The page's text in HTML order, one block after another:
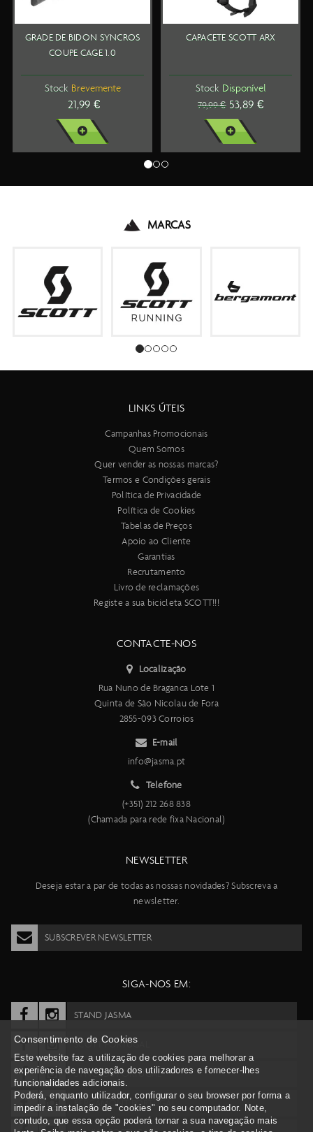
GRADE DE BIDON SYNCROS
COUPE CAGE 1.0
Stock Brevemente
21,99 €
VER MAIS
CAPACETE SCOTT ARX
Stock Disponível
79,99 € 53,89 €
VER MAIS
MARCAS
LINKS ÚTEIS
Campanhas Promocionais
Quem Somos
Quer vender as nossas marcas?
Termos e Condições gerais
Política de Privacidade
Política de Cookies
Tabelas de Preços
Apoio ao Cliente
Garantias
Recrutamento
Livro de reclamações
Registe a sua bicicleta SCOTT!!!
CONTACTE-NOS
Localização
Rua Nuno de Braganca Lote 1
Quinta de São Nicolau de Fora
2855-093 Corroios
E-mail
info@jasma.pt
Telefone
(+351) 212 268 838
(Chamada para rede fixa Nacional)
NEWSLETTER
Deseja estar a par de todas as nossas novidades? Subscreva a
newsletter.
SUBSCREVER NEWSLETTER
SIGA-NOS EM:
STAND JASMA
SCOTT PORTUGAL
SYNCROS PORTUGAL
BERGAMONT PORTUGAL
Consentimento de Cookies
Este website faz a utilização de cookies para melhorar a
experiência de navegação dos utilizadores e fornecer-lhes
funcionalidades adicionais.
Poderá, enquanto utilizador, configurar o seu browser por forma a
impedir a instalação de "cookies" no seu computador. Note,
contudo, que essa opção poderá tornar a sua navegação mais